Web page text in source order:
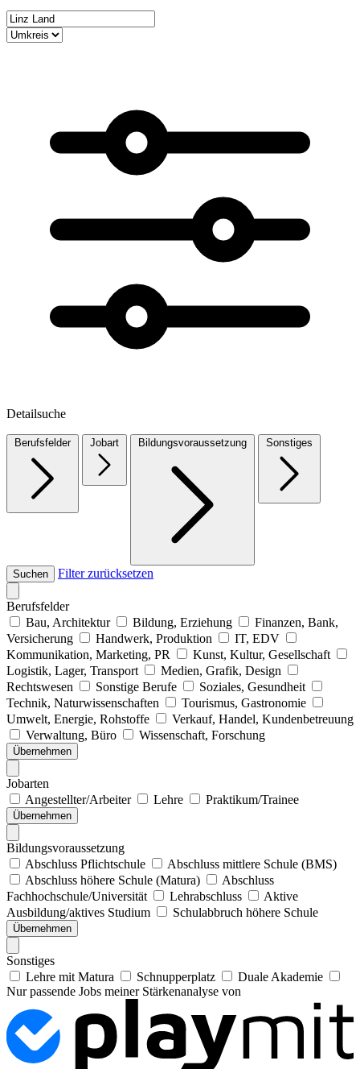
Detailsuche
Berufsfelder Jobart Bildungsvoraussetzung Sonstiges
Suchen Filter zurücksetzen
Berufsfelder
Bau, Architektur
Bildung, Erziehung
Finanzen, Bank,
Versicherung
Handwerk, Produktion
IT, EDV
Kommunikation, Marketing, PR
Kunst, Kultur, Gesellschaft
Logistik, Lager, Transport
Medien, Grafik, Design
Rechtswesen
Sonstige Berufe
Soziales, Gesundheit
Technik, Naturwissenschaften
Tourismus, Gastronomie
Umwelt, Energie, Rohstoffe
Verkauf, Handel, Kundenbetreuung
Verwaltung, Büro
Wissenschaft, Forschung
Übernehmen
Jobarten
Angestellter/Arbeiter
Lehre Praktikum/Trainee
Übernehmen
Bildungsvoraussetzung
Abschluss Pflichtschule
Abschluss mittlere Schule (BMS)
Abschluss höhere Schule (Matura)
Abschluss
Fachhochschule/Universität
Lehrabschluss
Aktive
Ausbildung/aktives Studium
Schulabbruch höhere Schule
Übernehmen
Sonstiges
Lehre mit Matura
Schnupperplatz
Duale Akademie
Nur passende Jobs meiner Stärkenanalyse von